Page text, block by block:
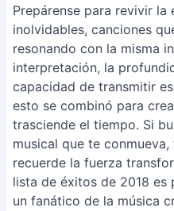
Prepárense para revivir la
inolvidables, canciones
resonando con la misma
interpretación, la
capacidad de transmitir
esto se combinó para
trasciende el tiempo. Si
musical que te
recuerde la fuerza
lista de éxitos de 2018
un fanático de la música